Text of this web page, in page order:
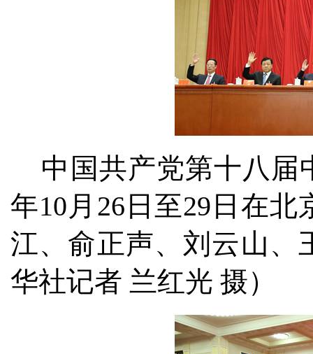
中国共产党第十八届
年10月26日至29日在
江、俞正声、刘云山、
华社记者 兰红光 摄）